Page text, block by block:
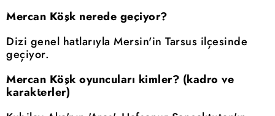
Mercan Köşk nerede geçiyor?
Dizi genel hatlarıyla Mersin'in Tarsus ilçesinde
geçiyor.
Mercan Köşk oyuncuları kimler? (kadro ve
karakterler)